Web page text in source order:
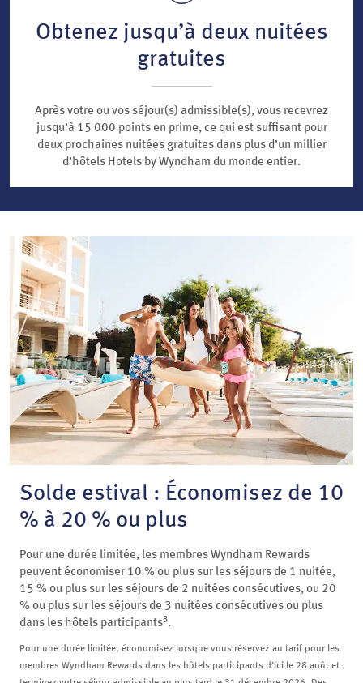
Obtenez jusqu’à deux nuitées
gratuites
Après votre ou vos séjour(s) admissible(s), vous recevrez
jusqu’à 15 000 points en prime, ce qui est suffisant pour
deux prochaines nuitées gratuites dans plus d’un millier
d’hôtels Hotels by Wyndham du monde entier.
Solde estival : Économisez de 10
% à 20 % ou plus
Pour une durée limitée, les membres Wyndham Rewards
peuvent économiser 10 % ou plus sur les séjours de 1 nuitée,
15 % ou plus sur les séjours de 2 nuitées consécutives, ou 20
% ou plus sur les séjours de 3 nuitées consécutives ou plus
dans les hôtels participants3.
Pour une durée limitée, économisez lorsque vous réservez au tarif pour les
membres Wyndham Rewards dans les hôtels participants d’ici le 28 août et